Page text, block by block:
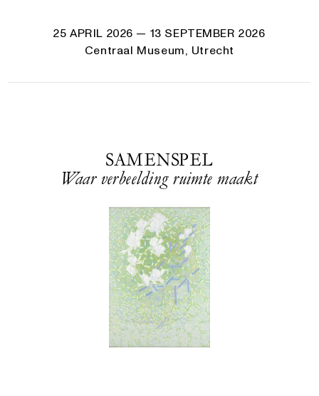
25 APRIL 2026 — 13 SEPTEMBER 2026
Centraal Museum, Utrecht
SAMENSPEL
Waar verbeelding ruimte maakt